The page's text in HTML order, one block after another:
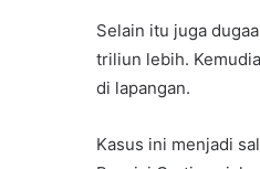
Selain itu juga
triliun lebih.
di lapangan.
Kasus ini menjadi